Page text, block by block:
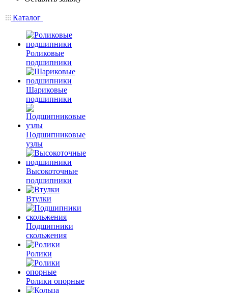
Каталог
Роликовые
подшипники
Шариковые
подшипники
Подшипниковые
узлы
Высокоточные
подшипники
Втулки
Подшипники
скольжения
Ролики
Ролики опорные